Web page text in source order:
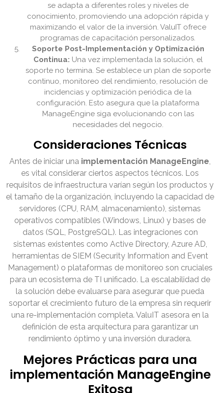
se adapta a diferentes roles y niveles de
conocimiento, promoviendo una adopción rápida y
maximizando el valor de la inversión. ValuIT ofrece
programas de capacitación personalizados.
Soporte Post-Implementación y Optimización
Continua: Una vez implementada la solución, el
soporte no termina. Se establece un plan de soporte
continuo, monitoreo del rendimiento, resolución de
incidencias y optimización periódica de la
configuración. Esto asegura que la plataforma
ManageEngine siga evolucionando con las
necesidades del negocio.
Consideraciones Técnicas
Antes de iniciar una implementación ManageEngine,
es vital considerar ciertos aspectos técnicos. Los
requisitos de infraestructura varían según los productos y
el tamaño de la organización, incluyendo la capacidad de
servidores (CPU, RAM, almacenamiento), sistemas
operativos compatibles (Windows, Linux) y bases de
datos (SQL, PostgreSQL). Las integraciones con
sistemas existentes como Active Directory, Azure AD,
herramientas de SIEM (Security Information and Event
Management) o plataformas de monitoreo son cruciales
para un ecosistema de TI unificado. La escalabilidad de
la solución debe evaluarse para asegurar que pueda
soportar el crecimiento futuro de la empresa sin requerir
una re-implementación completa. ValuIT asesora en la
definición de esta arquitectura para garantizar un
rendimiento óptimo y una inversión duradera.
Mejores Prácticas para una
implementación ManageEngine
Exitosa